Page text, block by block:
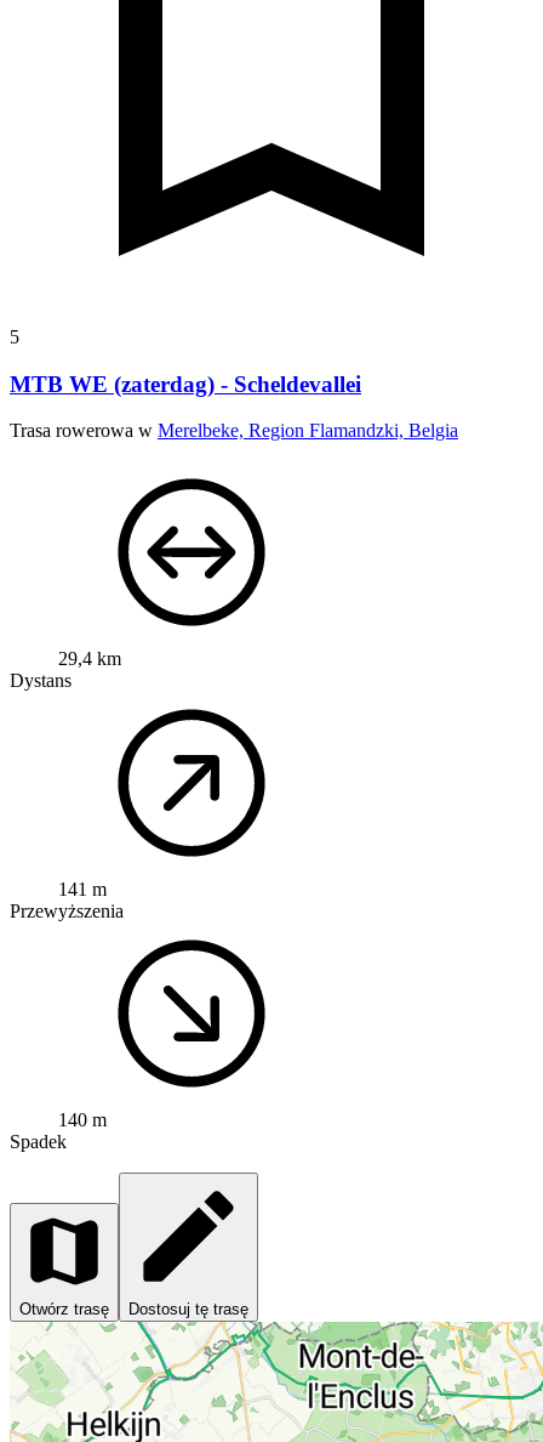
5
MTB WE (zaterdag) - Scheldevallei
Trasa rowerowa w Merelbeke, Region Flamandzki, Belgia
29,4 km
Dystans
141 m
Przewyższenia
140 m
Spadek
Otwórz trasę Dostosuj tę trasę